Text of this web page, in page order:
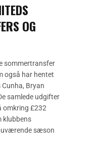
OG
sommertransfer
også har hentet
Bryan
samlede udgifter
omkring £232
klubbens
sæson